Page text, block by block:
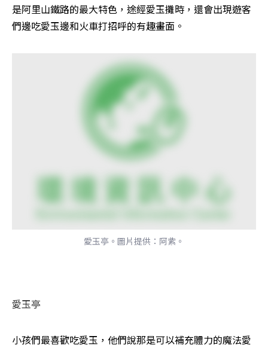
是阿里山鐵路的最大特色，途經愛玉攤時，還會出現遊客
們邊吃愛玉邊和火車打招呼的有趣畫面。
愛玉亭。圖片提供：阿紫。
愛玉亭
小孩們最喜歡吃愛玉，他們說那是可以補充體力的魔法愛